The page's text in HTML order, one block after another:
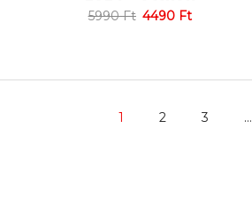
5990Ft 4490 Ft
1 2 3 …